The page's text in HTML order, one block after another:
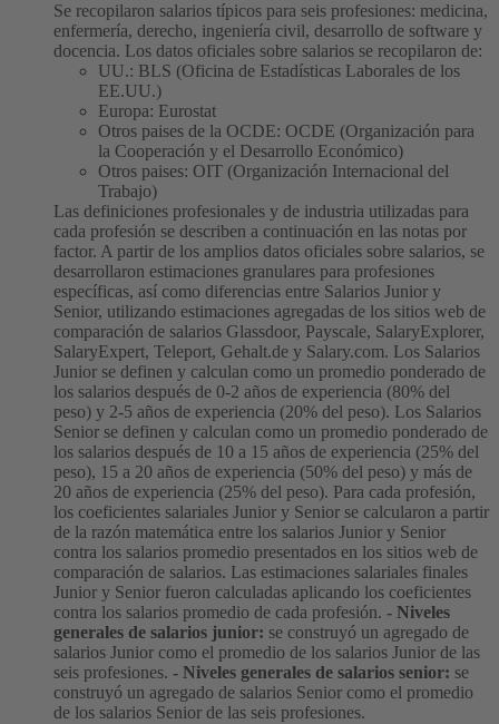
Se recopilaron salarios típicos para seis profesiones: medicina,
enfermería, derecho, ingeniería civil, desarrollo de software y
docencia. Los datos oficiales sobre salarios se recopilaron de:
UU.: BLS (Oficina de Estadísticas Laborales de los
EE.UU.)
Europa: Eurostat
Otros paises de la OCDE: OCDE (Organización para
la Cooperación y el Desarrollo Económico)
Otros paises: OIT (Organización Internacional del
Trabajo)
Las definiciones profesionales y de industria utilizadas para
cada profesión se describen a continuación en las notas por
factor. A partir de los amplios datos oficiales sobre salarios, se
desarrollaron estimaciones granulares para profesiones
específicas, así como diferencias entre Salarios Junior y
Senior, utilizando estimaciones agregadas de los sitios web de
comparación de salarios Glassdoor, Payscale, SalaryExplorer,
SalaryExpert, Teleport, Gehalt.de y Salary.com. Los Salarios
Junior se definen y calculan como un promedio ponderado de
los salarios después de 0-2 años de experiencia (80% del
peso) y 2-5 años de experiencia (20% del peso). Los Salarios
Senior se definen y calculan como un promedio ponderado de
los salarios después de 10 a 15 años de experiencia (25% del
peso), 15 a 20 años de experiencia (50% del peso) y más de
20 años de experiencia (25% del peso). Para cada profesión,
los coeficientes salariales Junior y Senior se calcularon a partir
de la razón matemática entre los salarios Junior y Senior
contra los salarios promedio presentados en los sitios web de
comparación de salarios. Las estimaciones salariales finales
Junior y Senior fueron calculadas aplicando los coeficientes
contra los salarios promedio de cada profesión. - Niveles
generales de salarios junior: se construyó un agregado de
salarios Junior como el promedio de los salarios Junior de las
seis profesiones. - Niveles generales de salarios senior: se
construyó un agregado de salarios Senior como el promedio
de los salarios Senior de las seis profesiones.